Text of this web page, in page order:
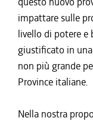
impattare sulle
livello di potere e
giustificato in
non più grande
Province italiane.
Nella nostra